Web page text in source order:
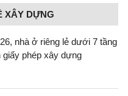
XÂY DỰNG
nhà ở riêng lẻ dưới 7 tầng
phép xây dựng